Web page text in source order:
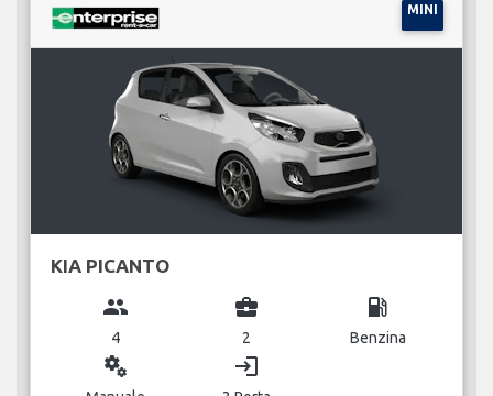
MINI
KIA PICANTO
group
4
business_center
2
local_gas_station
Benzina
miscellaneous_services login